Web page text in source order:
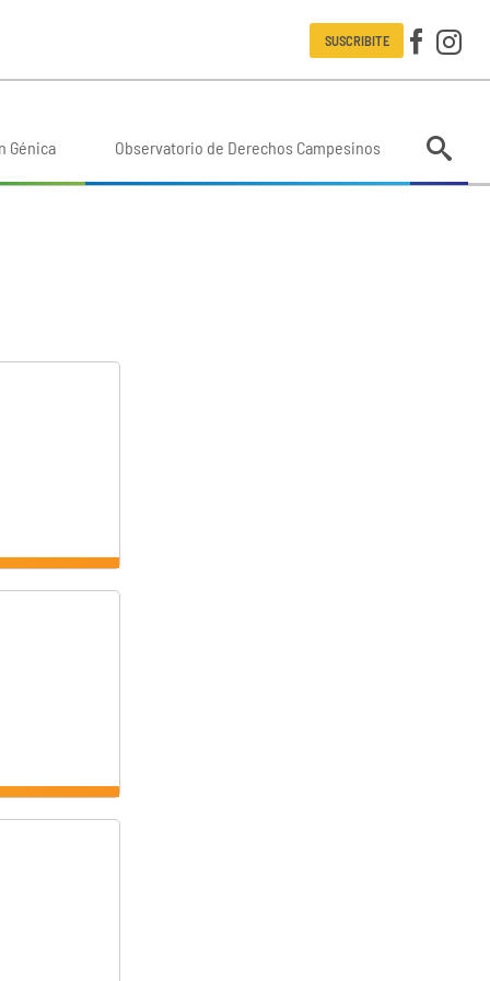
SUSCRIBITE
Génica Observatorio de Derechos Campesinos